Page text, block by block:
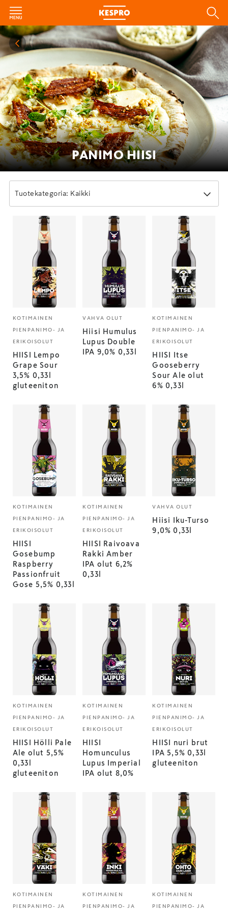
PANIMO HIISI
Tuotekategoria: Kaikki
KOTIMAINEN
PIENPANIMO- JA
ERIKOISOLUT
HIISI Lempo
Grape Sour
3,5% 0,33l
gluteeniton
VAHVA OLUT
Hiisi Humulus
Lupus Double
IPA 9,0% 0,33l
KOTIMAINEN
PIENPANIMO- JA
ERIKOISOLUT
HIISI Itse
Gooseberry
Sour Ale olut
6% 0,33l
KOTIMAINEN
PIENPANIMO- JA
ERIKOISOLUT
HIISI
Gosebump
Raspberry
Passionfruit
Gose 5,5% 0,33l
KOTIMAINEN
PIENPANIMO- JA
ERIKOISOLUT
HIISI Raivoava
Rakki Amber
IPA olut 6,2%
0,33l
VAHVA OLUT
Hiisi Iku-Turso
9,0% 0,33l
KOTIMAINEN
PIENPANIMO- JA
ERIKOISOLUT
HIISI Hölli Pale
Ale olut 5,5%
0,33l
gluteeniton
KOTIMAINEN
PIENPANIMO- JA
ERIKOISOLUT
HIISI
Homunculus
Lupus Imperial
IPA olut 8,0%
KOTIMAINEN
PIENPANIMO- JA
ERIKOISOLUT
HIISI nuri brut
IPA 5,5% 0,33l
gluteeniton
KOTIMAINEN
PIENPANIMO- JA
KOTIMAINEN
PIENPANIMO- JA
KOTIMAINEN
PIENPANIMO- JA